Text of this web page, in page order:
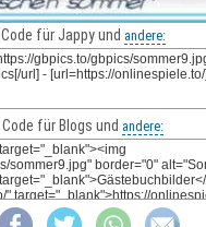
Code für Jappy und andere:
Code für Blogs und andere: